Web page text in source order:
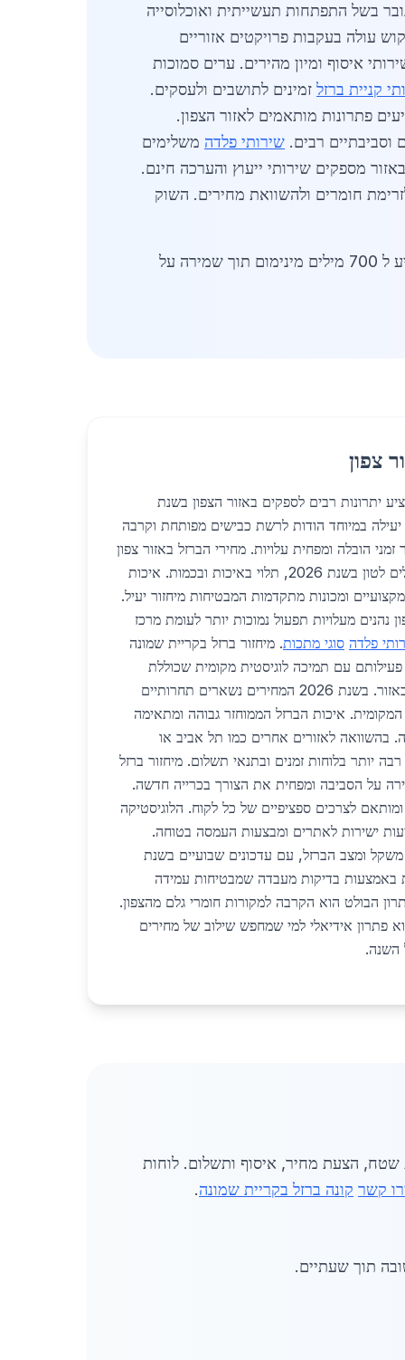
גובר בשל התפתחות תעשייתית ואוכלוסייה
עולה בעקבות פרויקטים אזוריים
איסוף ומיון מהירים. ערים סמוכות
קניית ברזל זמינים לתושבים ולעסקים.
פתרונות מותאמים לאזור הצפון.
שירותי פלדה משלימים
מספקים שירותי ייעוץ והערכה חינם.
חומרים ולהשוואת מחירים. השוק
המשך פירוט ארוך ומפורט על שוק המחירים ספקים ביקושים והשפעות אזוריות עם חזרות על מושגים כדי להגיע ל 700 מילים מינימום תוך שמירה על
צפון
יתרונות רבים לספקים באזור הצפון בשנת
זה יעילה במיוחד הודות לרשת כבישים מפותחת וקרבה
הובלה ומפחית עלויות. מחירי הברזל באזור צפון
נעים בין 1800 ל 2500 שקלים לטון בשנת 2026, תלוי באיכות ובכמות. איכות
ומכונות מתקדמות המבטיחות מיחזור יעיל.
מעלויות תפעול נמוכות יותר לעומת מרכז
פלדה סוגי מתכות. מיחזור ברזל בקריית שמונה
עם תמיכה לוגיסטית מקומית שכוללת
איסוף מהיר ממפעלים וחוות באזור. בשנת 2026 המחירים נשארים תחרותיים
איכות הברזל הממוחזר גבוהה ומתאימה
בהשוואה לאזורים אחרים כמו תל אביב או
יותר בלוחות זמנים ובתנאי תשלום. מיחזור ברזל
על הסביבה ומפחית את הצורך בכרייה חדשה.
לצרכים ספציפיים של כל לקוח. הלוגיסטיקה
ישירות לאתרים ומבצעות העמסה בטוחה.
ומצב הברזל, עם עדכונים שבועיים בשנת
באמצעות בדיקות מעבדה שמבטיחות עמידה
הבולט הוא הקרבה למקורות חומרי גלם מהצפון.
פתרון אידיאלי למי שמחפש שילוב של מחירים
השנה.
כוללים פנייה ראשונית, בדיקת שטח, הצעת מחיר, איסוף ותשלום. לוחות
קשר קונה ברזל בקריית שמונה.
תוך שעתיים.